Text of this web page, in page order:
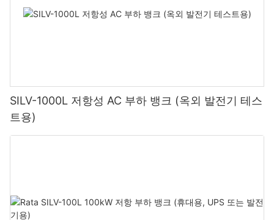
SILV-1000L 저항성 AC 부하 뱅크 (옥외 발전기 테스
트용)